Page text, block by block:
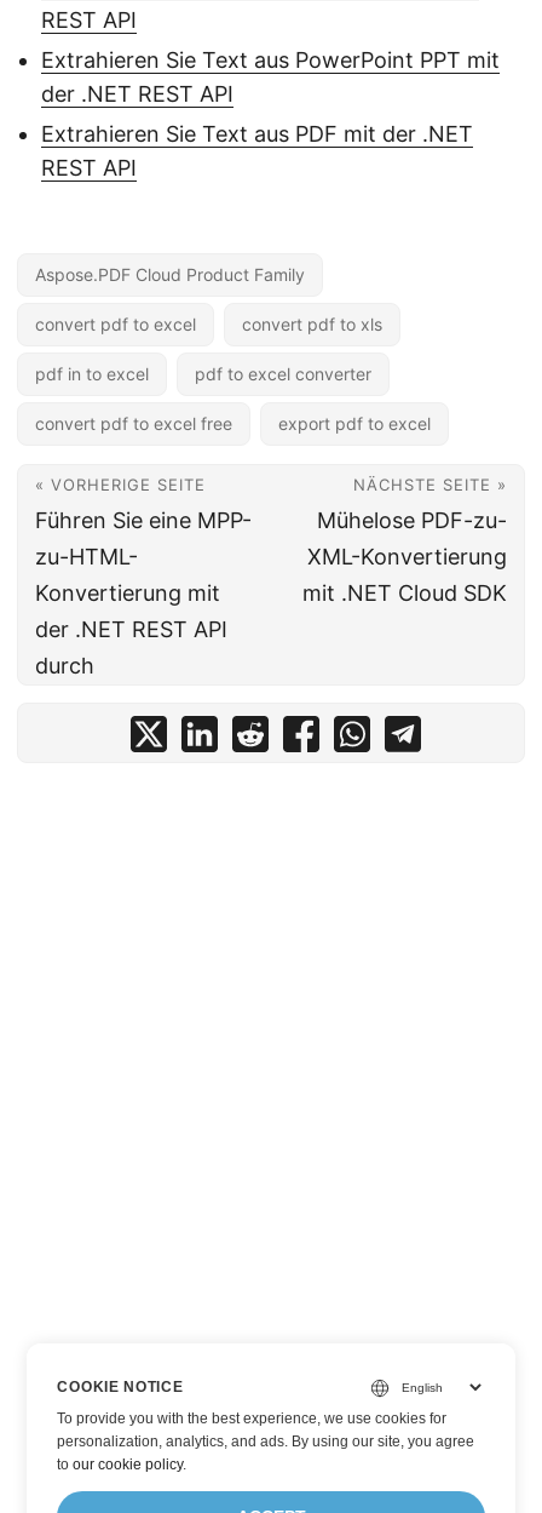
REST API
Extrahieren Sie Text aus PowerPoint PPT mit
der .NET REST API
Extrahieren Sie Text aus PDF mit der .NET
REST API
Aspose.PDF Cloud Product Family
convert pdf to excel convert pdf to xls
pdf in to excel pdf to excel converter
convert pdf to excel free export pdf to excel
« VORHERIGE SEITE
Führen Sie eine MPP-
zu-HTML-
Konvertierung mit
der .NET REST API
durch
NÄCHSTE SEITE »
Mühelose PDF-zu-
XML-Konvertierung
mit .NET Cloud SDK
COOKIE NOTICE
To provide you with the best experience, we use cookies for
personalization, analytics, and ads. By using our site, you agree
toour cookie policy.